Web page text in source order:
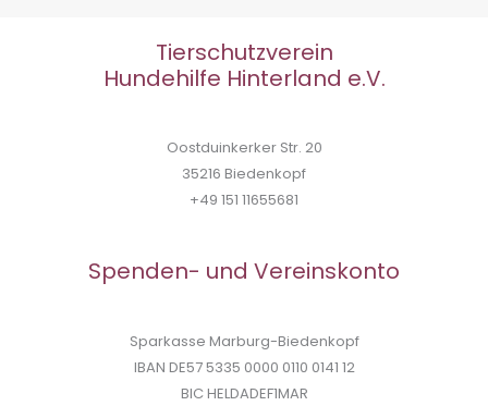
Tierschutzverein
Hundehilfe Hinterland e.V.
Oostduinkerker Str. 20
35216 Biedenkopf
+49 151 11655681
Spenden- und Vereinskonto
Sparkasse Marburg-Biedenkopf
IBAN DE57 5335 0000 0110 0141 12
BIC HELDADEF1MAR